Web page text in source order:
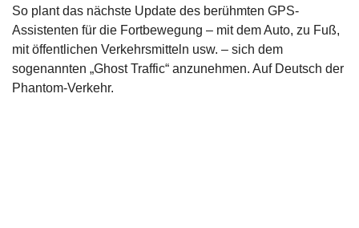
So plant das nächste Update des berühmten GPS-
Assistenten für die Fortbewegung – mit dem Auto, zu Fuß,
mit öffentlichen Verkehrsmitteln usw. – sich dem
sogenannten „Ghost Traffic“ anzunehmen. Auf Deutsch der
Phantom-Verkehr.